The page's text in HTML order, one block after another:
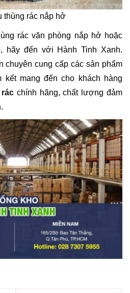
thùng rác nắp hở
rác văn phòng nắp hở hoặc
hãy đến với Hành Tinh Xanh.
chuyên cung cấp các sản phẩm
kết mang đến cho khách hàng
chính hãng, chất lượng đảm